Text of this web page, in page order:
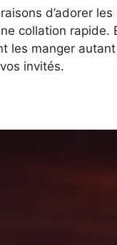
d’adorer
collation
les manger
invités.